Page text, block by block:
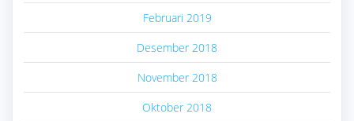
Februari 2019
Desember 2018
November 2018
Oktober 2018